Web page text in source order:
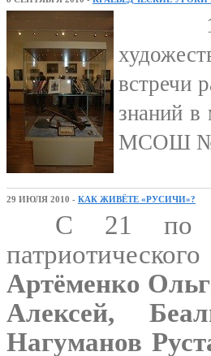
1
встречи
знаний
МСОШ №
29 ИЮЛЯ 2010 - КАК ЖИВЁТЕ «РУСИЧИ»?
С 21 по
Артёменко
Алексей,
Нагуманов